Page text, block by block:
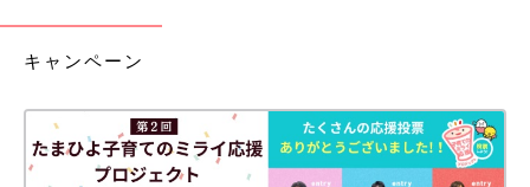
入価格を抑えなくてはと思いがちです。価格を抑えるものと、そ
うでないもののバランスは大事ですね。
※文中のコメントは「たまひよ」アプリユーザーから集めた体験
談を再編集したものです。
※記事の内容は2025年4月の情報で、現在と異なる場合がありま
キャンペーン